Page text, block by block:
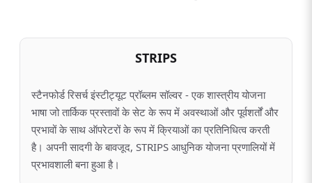
STRIPS
स्टैनफोर्ड रिसर्च इंस्टीट्यूट प्रॉब्लम सॉल्वर - एक शास्त्रीय योजना
भाषा जो तार्किक प्रस्तावों के सेट के रूप में अवस्थाओं और पूर्वशर्तों और
प्रभावों के साथ ऑपरेटरों के रूप में क्रियाओं का प्रतिनिधित्व करती
है। अपनी सादगी के बावजूद, STRIPS आधुनिक योजना प्रणालियों में
प्रभावशाली बना हुआ है।